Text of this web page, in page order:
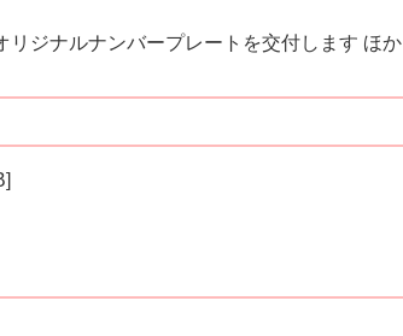
リジナルナンバープレートを交付します ほか